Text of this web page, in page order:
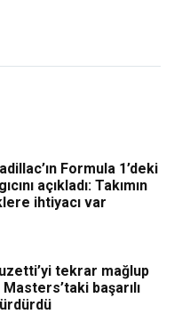
Formula 1’deki
açıkladı: Takımın
ihtiyacı var
tekrar mağlup
başarılı